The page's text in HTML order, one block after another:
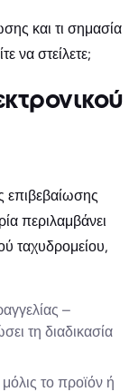
και τι σημασία
να στείλετε;
επιβεβαίωσης
περιλαμβάνει
ταχυδρομείου,
–
τη διαδικασία
το προϊόν ή